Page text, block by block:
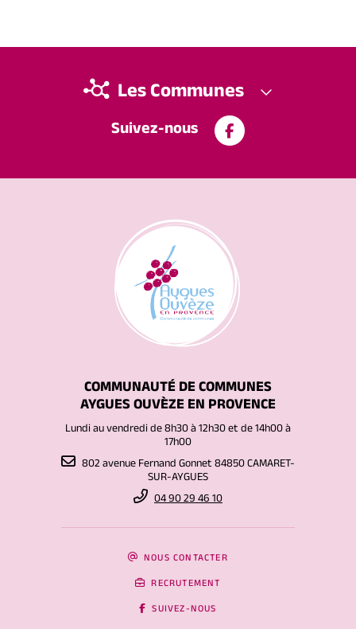
Suivez-nous
Les Communes
COMMUNAUTÉ DE COMMUNES
AYGUES OUVÈZE EN PROVENCE
Lundi au vendredi de 8h30 à 12h30 et de 14h00 à
17h00
802 avenue Fernand Gonnet 84850 CAMARET-
SUR-AYGUES
04 90 29 46 10
NOUS CONTACTER
RECRUTEMENT
SUIVEZ-NOUS